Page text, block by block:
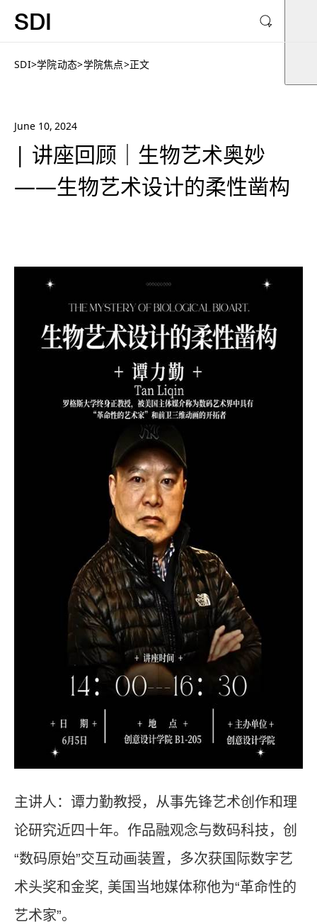
SDI
SDI>学院动态>学院焦点>正文
June 10, 2024
| 讲座回顾｜生物艺术奥妙
——生物艺术设计的柔性凿构
主讲人：谭力勤教授，从事先锋艺术创作和理
论研究近四十年。作品融观念与数码科技，创
“数码原始”交互动画装置，多次获国际数字艺
术头奖和金奖, 美国当地媒体称他为“革命性的
艺术家”。